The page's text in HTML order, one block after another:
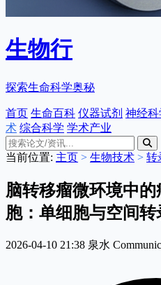
生物行
探索生命科学奥秘
首页 生命百科 仪器试剂 神经科
术 综合科学 学术产业
当前位置: 主页 > 生物技术 > 转
脑转移瘤微环境中
胞：单细胞与空间
2026-04-10 21:38 泉水